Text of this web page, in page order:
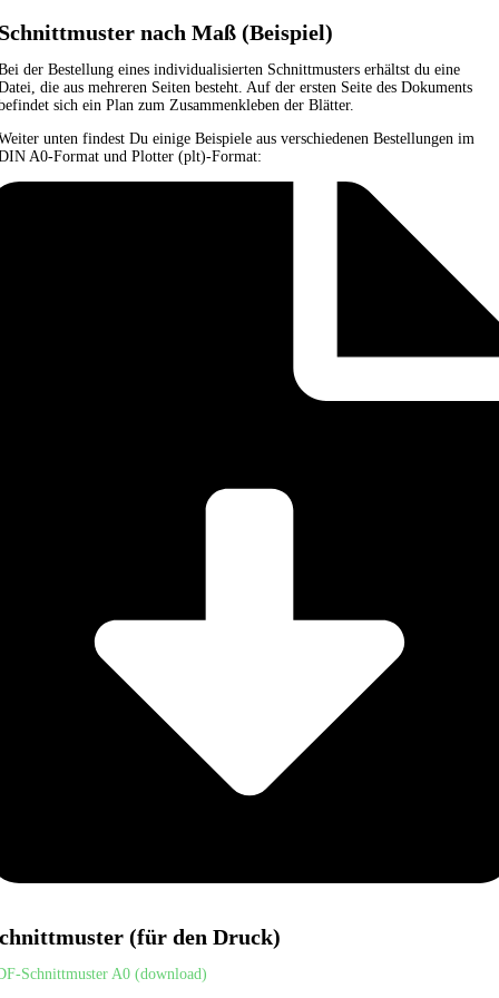
nach Maß (Beispiel)
der Bestellung eines individualisierten Schnittmusters erhältst du eine
die aus mehreren Seiten besteht. Auf der ersten Seite des Dokuments
sich ein Plan zum Zusammenkleben der Blätter.
unten findest Du einige Beispiele aus verschiedenen Bestellungen im
A0-Format und Plotter (plt)-Format:
(für den Druck)
Schnittmuster A0 (download)